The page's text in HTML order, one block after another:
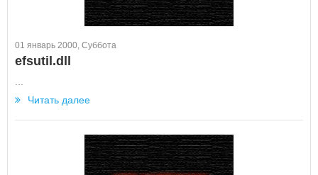
01 январь 2000, Суббота
efsutil.dll
Читать далее